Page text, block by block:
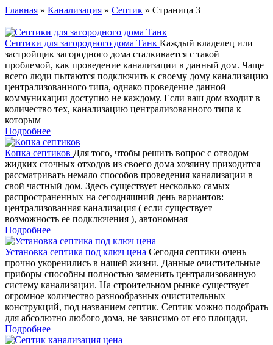
Главная » Канализация » Септик » Страница 3
Септики для загородного дома Танк Каждый владелец или
застройщик загородного дома сталкивается с такой
проблемой, как проведение канализации в данный дом. Чаще
всего люди пытаются подключить к своему дому канализацию
централизованного типа, однако проведение данной
коммуникации доступно не каждому. Если ваш дом входит в
количество тех, канализацию централизованного типа к
которым
Подробнее
Копка септиков Для того, чтобы решить вопрос с отводом
жидких сточных отходов из своего дома хозяину приходится
рассматривать немало способов проведения канализации в
свой частный дом. Здесь существует несколько самых
распространенных на сегодняшний день вариантов:
централизованная канализация ( если существует
возможность ее подключения ), автономная
Подробнее
Установка септика под ключ цена Сегодня септики очень
прочно укоренились в нашей жизни. Данные очистительные
приборы способны полностью заменить централизованную
систему канализации. На строительном рынке существует
огромное количество разнообразных очистительных
конструкций, под названием септик. Септик можно подобрать
для абсолютно любого дома, не зависимо от его площади,
Подробнее